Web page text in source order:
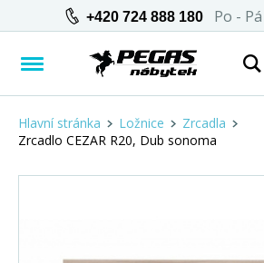
+420 724 888 180 Po -
Hlavní stránka Ložnice
Zrcadla
Zrcadlo CEZAR R20, Dub sonoma